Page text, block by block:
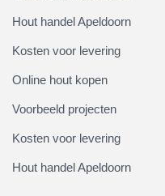
Hout handel Apeldoorn
Kosten voor levering
Online hout kopen
Voorbeeld projecten
Kosten voor levering
Hout handel Apeldoorn